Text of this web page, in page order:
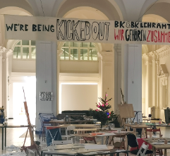
berlin
nord
wahrheit
verlag
verlag